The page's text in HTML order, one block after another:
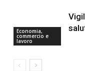
Economia,
commercio e
lavoro